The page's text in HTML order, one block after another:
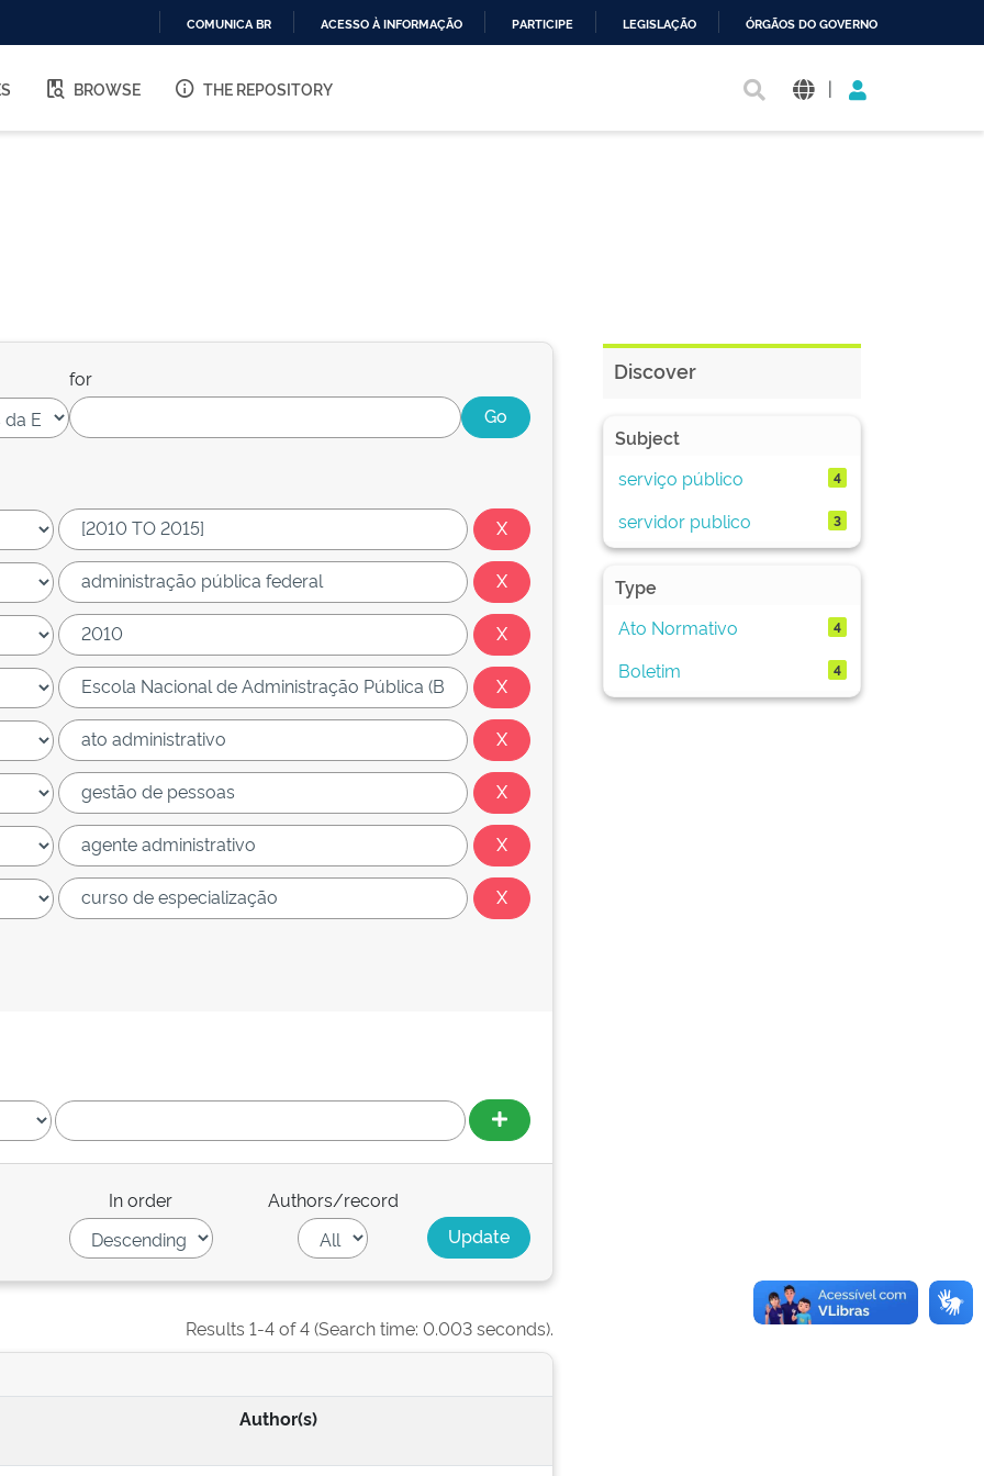
O
COMUNICA BR ACESSO À INFORMAÇÃO PARTICIPE LEGISLAÇÃO ÓRGÃOS DO GOVERNO
BROWSE THE REPOSITORY |
for
In order Authors/record
Results 1-4 of 4 (Search time: 0.003 seconds).
Author(s)
Discover
Subject
serviço público
4
servidor publico 3
Type
Ato Normativo
4
Boletim 4